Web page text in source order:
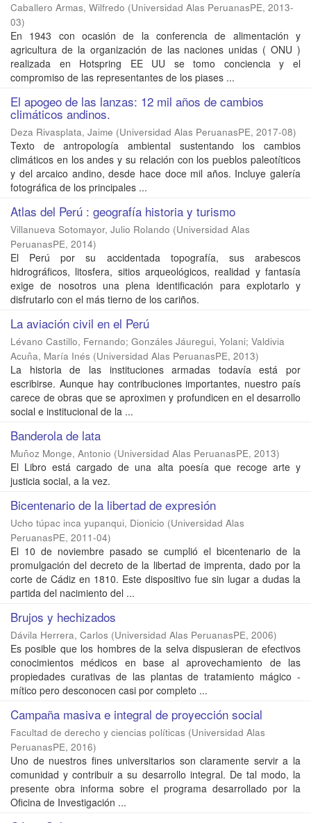
Caballero Armas, Wilfredo (Universidad Alas PeruanasPE, 2013-
03)
En 1943 con ocasión de la conferencia de alimentación y
agricultura de la organización de las naciones unidas ( ONU )
realizada en Hotspring EE UU se tomo conciencia y el
compromiso de las representantes de los piases ...
El apogeo de las lanzas: 12 mil años de cambios
climáticos andinos.
Deza Rivasplata, Jaime (Universidad Alas PeruanasPE, 2017-08)
Texto de antropología ambiental sustentando los cambios
climáticos en los andes y su relación con los pueblos paleotíticos
y del arcaico andino, desde hace doce mil años. Incluye galería
fotográfica de los principales ...
Atlas del Perú : geografía historia y turismo
Villanueva Sotomayor, Julio Rolando (Universidad Alas
PeruanasPE, 2014)
El Perú por su accidentada topografía, sus arabescos
hidrográficos, litosfera, sitios arqueológicos, realidad y fantasía
exige de nosotros una plena identificación para explotarlo y
disfrutarlo con el más tierno de los cariños.
La aviación civil en el Perú
Lévano Castillo, Fernando; Gonzáles Jáuregui, Yolani; Valdivia
Acuña, María Inés (Universidad Alas PeruanasPE, 2013)
La historia de las instituciones armadas todavía está por
escribirse. Aunque hay contribuciones importantes, nuestro país
carece de obras que se aproximen y profundicen en el desarrollo
social e institucional de la ...
Banderola de lata
Muñoz Monge, Antonio (Universidad Alas PeruanasPE, 2013)
El Libro está cargado de una alta poesía que recoge arte y
justicia social, a la vez.
Bicentenario de la libertad de expresión
Ucho túpac inca yupanqui, Dionicio (Universidad Alas
PeruanasPE, 2011-04)
El 10 de noviembre pasado se cumplió el bicentenario de la
promulgación del decreto de la libertad de imprenta, dado por la
corte de Cádiz en 1810. Este dispositivo fue sin lugar a dudas la
partida del nacimiento del ...
Brujos y hechizados
Dávila Herrera, Carlos (Universidad Alas PeruanasPE, 2006)
Es posible que los hombres de la selva dispusieran de efectivos
conocimientos médicos en base al aprovechamiento de las
propiedades curativas de las plantas de tratamiento mágico -
mítico pero desconocen casi por completo ...
Campaña masiva e integral de proyección social
Facultad de derecho y ciencias políticas (Universidad Alas
PeruanasPE, 2016)
Uno de nuestros fines universitarios son claramente servir a la
comunidad y contribuir a su desarrollo integral. De tal modo, la
presente obra informa sobre el programa desarrollado por la
Oficina de Investigación ...